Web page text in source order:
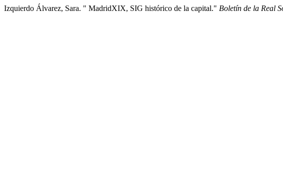
Izquierdo Álvarez, Sara. " MadridXIX, SIG histórico de la capital." Boletín de la Real